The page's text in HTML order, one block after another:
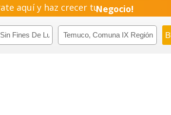
aquí y haz crecer tuNegocio!
Pyme!
Emprendimiento!